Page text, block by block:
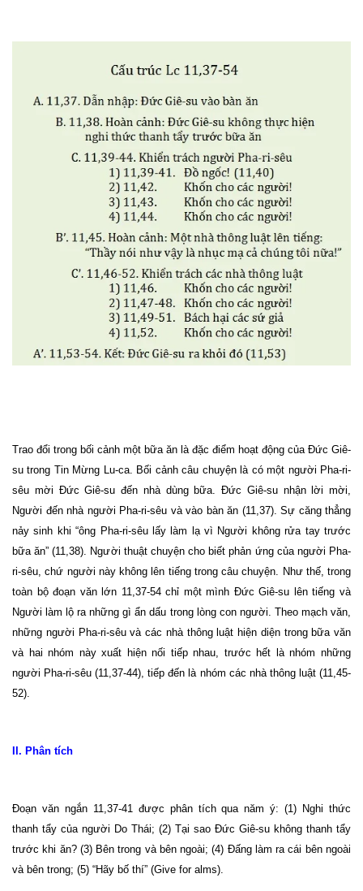
Trao đổi trong bối cảnh một bữa ăn là đặc điểm hoạt động của Đức Giê-
su trong Tin Mừng Lu-ca. Bối cảnh câu chuyện là có một người Pha-ri-
sêu mời Đức Giê-su đến nhà dùng bữa. Đức Giê-su nhận lời mời,
Người đến nhà người Pha-ri-sêu và vào bàn ăn (11,37). Sự căng thẳng
nảy sinh khi “ông Pha-ri-sêu lấy làm lạ vì Người không rửa tay trước
bữa ăn” (11,38). Người thuật chuyện cho biết phản ứng của người Pha-
ri-sêu, chứ người này không lên tiếng trong câu chuyện. Như thế, trong
toàn bộ đoạn văn lớn 11,37-54 chỉ một mình Đức Giê-su lên tiếng và
Người làm lộ ra những gì ẩn dấu trong lòng con người. Theo mạch văn,
những người Pha-ri-sêu và các nhà thông luật hiện diện trong bữa văn
và hai nhóm này xuất hiện nối tiếp nhau, trước hết là nhóm những
người Pha-ri-sêu (11,37-44), tiếp đến là nhóm các nhà thông luật (11,45-
52).
II. Phân tích
Đoạn văn ngắn 11,37-41 được phân tích qua năm ý: (1) Nghi thức
thanh tẩy của người Do Thái; (2) Tại sao Đức Giê-su không thanh tẩy
trước khi ăn? (3) Bên trong và bên ngoài; (4) Đấng làm ra cái bên ngoài
và bên trong; (5) “Hãy bố thí” (Give for alms).